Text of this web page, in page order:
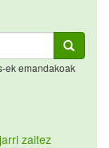
ek emandakoak
zaitez